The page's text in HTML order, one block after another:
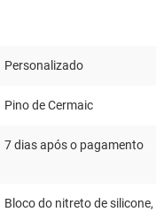
Personalizado
Pino de Cermaic
7 dias após o pagamento
Bloco do nitreto de silicone,